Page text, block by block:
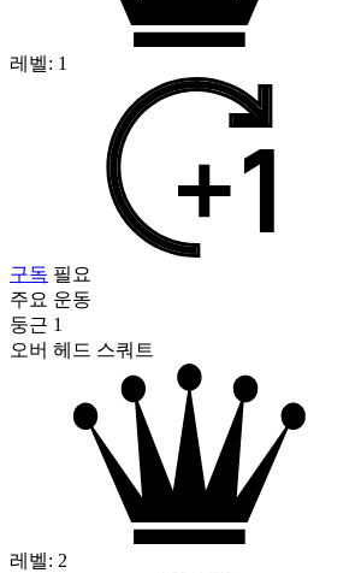
레벨: 1
구독 필요
주요 운동
둥근 1
오버 헤드 스쿼트
레벨: 2